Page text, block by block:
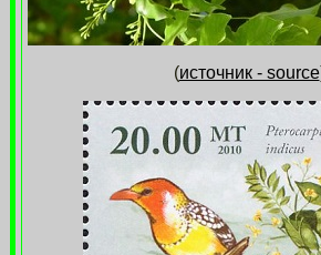
(источник - source